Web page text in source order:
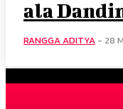
ala
RANGGA ADITYA - 28